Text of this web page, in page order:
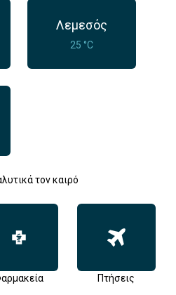
Λεμεσός
25 °C
τον καιρό
Πτήσεις